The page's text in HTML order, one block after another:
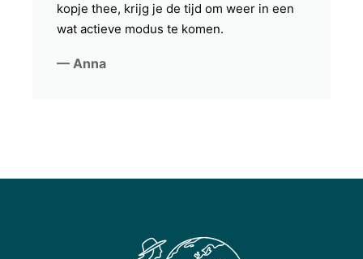
kopje thee, krijg je de tijd om weer in een
wat actieve modus te komen.
— Anna